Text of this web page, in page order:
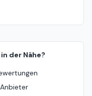
der Nähe?